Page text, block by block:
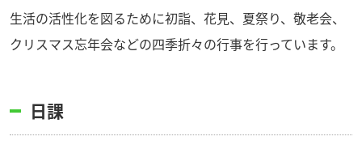
生活の活性化を図るために初詣、花見、夏祭り、敬老会、
クリスマス忘年会などの四季折々の行事を行っています。
日課